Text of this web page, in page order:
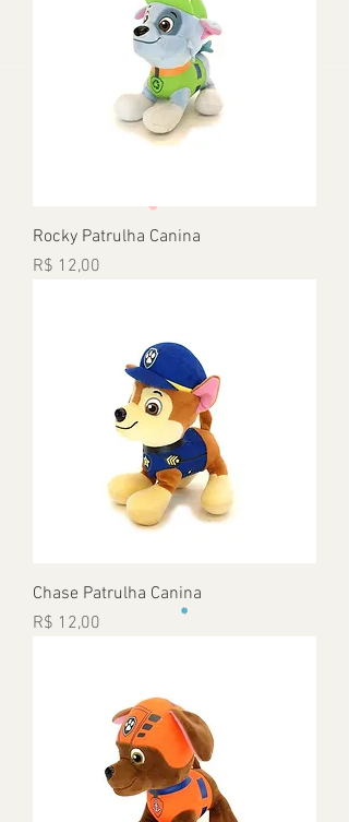
Rocky Patrulha Canina
Preço
R$ 12,00
Chase Patrulha Canina
Preço
R$ 12,00